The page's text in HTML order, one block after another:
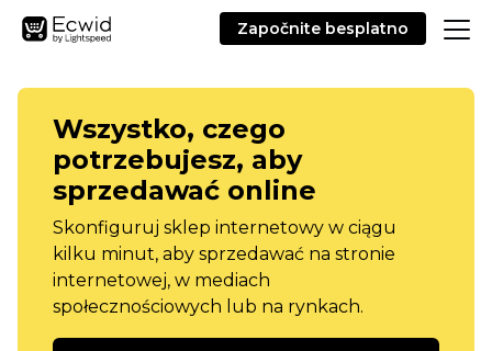
Započnite besplatno
Wszystko, czego
potrzebujesz, aby
sprzedawać online
Skonfiguruj sklep internetowy w ciągu
kilku minut, aby sprzedawać na stronie
internetowej, w mediach
społecznościowych lub na rynkach.